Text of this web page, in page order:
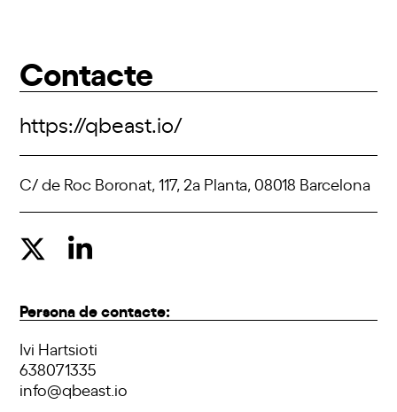
Contacte
https://qbeast.io/
C/ de Roc Boronat, 117, 2a Planta, 08018 Barcelona
Persona de contacte:
Ivi Hartsioti
638071335
info@qbeast.io